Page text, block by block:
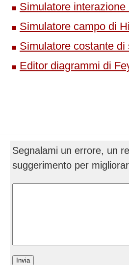
Simulatore
Simulatore campo di
Simulatore costante di
Editor diagrammi di
Segnalami un errore, un
suggerimento per